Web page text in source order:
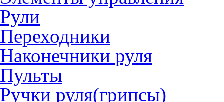
Рули
Переходники
Наконечники руля
Пульты
Ручки руля(грипсы)